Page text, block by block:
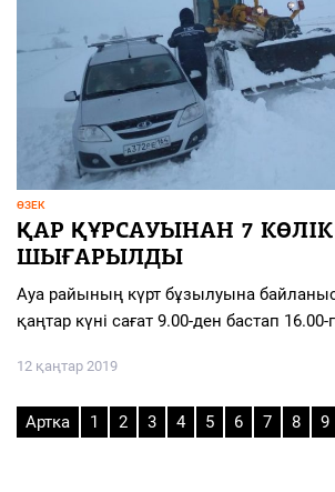
ӨЗЕК
ҚАР ҚҰРСАУЫНАН 7 КӨЛІК
ШЫҒАРЫЛДЫ
Ауа райының күрт бұзылуына
қаңтар күні сағат 9.00-ден бастап
12 қаңтар 2019
Артка 1 2 3 4 5 6 7 8 9